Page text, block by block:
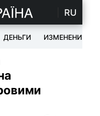
RU
ДЕНЬГИ ИЗМЕНЕНИЯ